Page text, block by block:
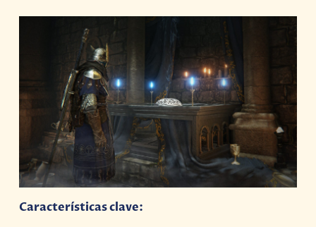
Características clave: